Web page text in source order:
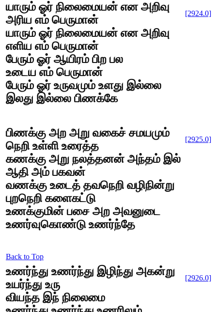
யாரும் ஓர் நிலைமையன் என அறிவு
அரிய எம் பெருமான்
யாரும் ஓர் நிலைமையன் என அறிவு
எளிய எம் பெருமான்
பேரும் ஓர் ஆயிரம் பிற பல
உடைய எம் பெருமான்
பேரும் ஓர் உருவமும் உளது இல்லை
இலது இல்லை பிணக்கே
[2924.0]
பிணக்கு அற அறு வகைச் சமயமும்
நெறி உள்ளி உரைத்த
கணக்கு அறு நலத்தனன் அந்தம் இல்
ஆதி அம் பகவன்
வணக்கு உடைத் தவநெறி வழிநின்று
புறநெறி களைகட்டு
உணக்குமின் பசை அற அவனுடை
உணர்வுகொண்டு உணர்ந்தே
[2925.0]
Back to Top
உணர்ந்து உணர்ந்து இழிந்து அகன்று
உயர்ந்து உரு
வியந்த இந் நிலைமை
[2926.0]